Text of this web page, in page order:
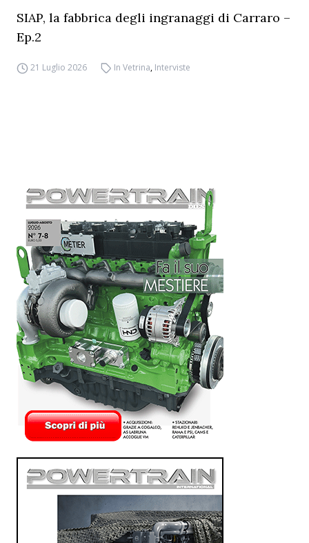
SIAP, la fabbrica degli ingranaggi di Carraro –
Ep.2
21 Luglio 2026 In Vetrina, Interviste